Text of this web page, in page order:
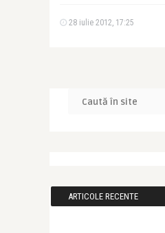
28 iulie 2012, 17:25
ARTICOLE RECENTE